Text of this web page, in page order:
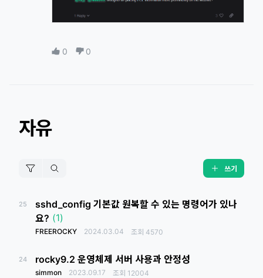
0 0
자유
쓰기
25
sshd_config 기본값 원복할 수 있는 명령어가 있나
요? (1)
FREEROCKY 2024.03.04 조회 4570
24 rocky9.2 운영체제 서버 사용과 안정성
simmon 2023.09.17 조회 12004